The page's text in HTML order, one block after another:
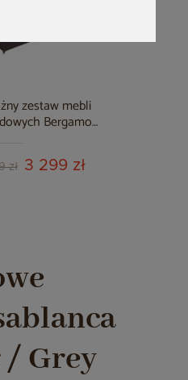
zestaw mebli
Bergamo
zł 3 299 zł
/ Grey